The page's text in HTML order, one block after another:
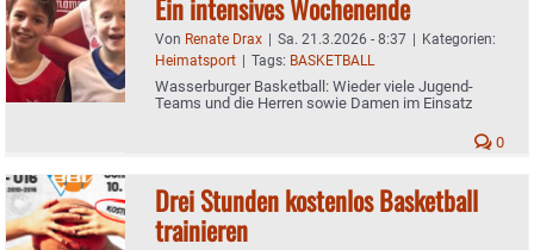
Ein intensives Wochenende
Von Renate Drax | Sa. 21.3.2026 - 8:37 | Kategorien:
Heimatsport | Tags: BASKETBALL
Wasserburger Basketball: Wieder viele Jugend-
Teams und die Herren sowie Damen im Einsatz
0
Drei Stunden kostenlos Basketball
trainieren